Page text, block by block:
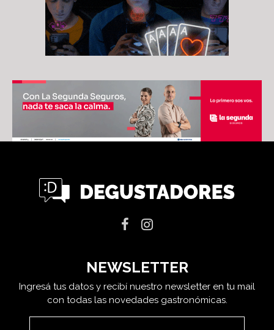
NEWSLETTER
Ingresá tus datos y recibí nuestro newsletter en tu mail
con todas las novedades gastronómicas.